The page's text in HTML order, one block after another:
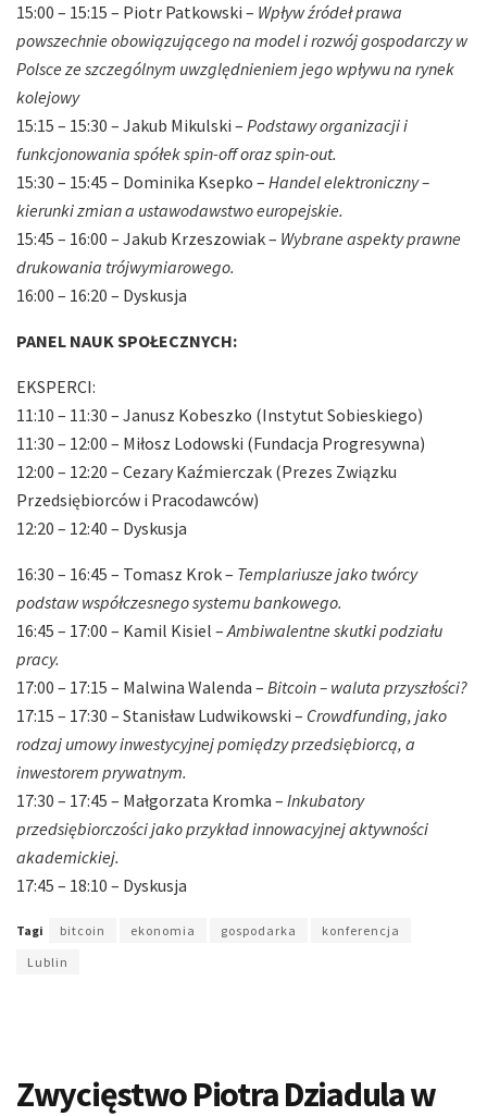
15:00 – 15:15 – Piotr Patkowski – Wpływ źródeł prawa
powszechnie obowiązującego na model i rozwój gospodarczy w
Polsce ze szczególnym uwzględnieniem jego wpływu na rynek
kolejowy
15:15 – 15:30 – Jakub Mikulski – Podstawy organizacji i
funkcjonowania spółek spin-off oraz spin-out.
15:30 – 15:45 – Dominika Ksepko – Handel elektroniczny –
kierunki zmian a ustawodawstwo europejskie.
15:45 – 16:00 – Jakub Krzeszowiak – Wybrane aspekty prawne
drukowania trójwymiarowego.
16:00 – 16:20 – Dyskusja
PANEL NAUK SPOŁECZNYCH:
EKSPERCI:
11:10 – 11:30 – Janusz Kobeszko (Instytut Sobieskiego)
11:30 – 12:00 – Miłosz Lodowski (Fundacja Progresywna)
12:00 – 12:20 – Cezary Kaźmierczak (Prezes Związku
Przedsiębiorców i Pracodawców)
12:20 – 12:40 – Dyskusja
16:30 – 16:45 – Tomasz Krok – Templariusze jako twórcy
podstaw współczesnego systemu bankowego.
16:45 – 17:00 – Kamil Kisiel –Ambiwalentne skutki podziału
pracy.
17:00 – 17:15 – Malwina Walenda – Bitcoin – waluta przyszłości?
17:15 – 17:30 – Stanisław Ludwikowski – Crowdfunding, jako
rodzaj umowy inwestycyjnej pomiędzy przedsiębiorcą, a
inwestorem prywatnym.
17:30 – 17:45 – Małgorzata Kromka – Inkubatory
przedsiębiorczości jako przykład innowacyjnej aktywności
akademickiej.
17:45 – 18:10 – Dyskusja
Tagi bitcoin ekonomia gospodarka
konferencja
Lublin
Zwycięstwo Piotra Dziadula w